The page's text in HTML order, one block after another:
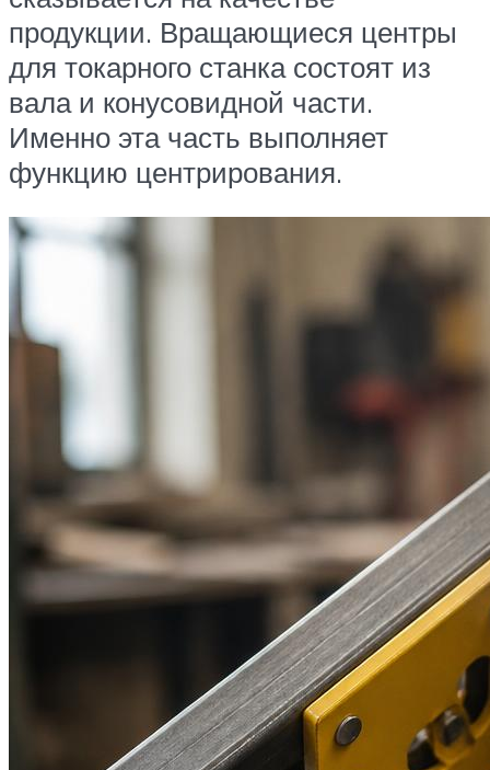
продукции. Вращающиеся центры
для токарного станка состоят из
вала и конусовидной части.
Именно эта часть выполняет
функцию центрирования.